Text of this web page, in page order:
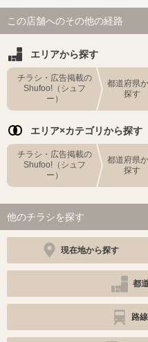
この店舗へのその他の経路
エリアから探す
チラシ・広告掲載の
Shufoo!（シュフ
ー）
都道府県
探す
エリア×カテゴリから探す
チラシ・広告掲載の
Shufoo!（シュフ
ー）
都道府県
探す
他のチラシを探す
現在地から探す
都
路